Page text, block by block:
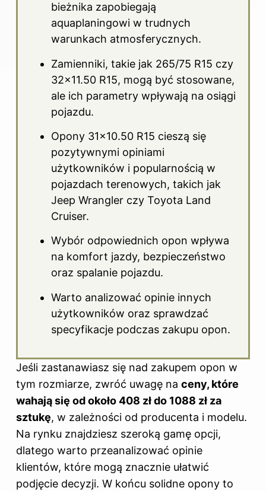
bieżnika zapobiegają
aquaplaningowi w trudnych
warunkach atmosferycznych.
Zamienniki, takie jak 265/75 R15 czy
32×11.50 R15, mogą być stosowane,
ale ich parametry wpływają na osiągi
pojazdu.
Opony 31×10.50 R15 cieszą się
pozytywnymi opiniami
użytkowników i popularnością w
pojazdach terenowych, takich jak
Jeep Wrangler czy Toyota Land
Cruiser.
Wybór odpowiednich opon wpływa
na komfort jazdy, bezpieczeństwo
oraz spalanie pojazdu.
Warto analizować opinie innych
użytkowników oraz sprawdzać
specyfikacje podczas zakupu opon.
Jeśli zastanawiasz się nad zakupem opon w
tym rozmiarze, zwróć uwagę na ceny, które
wahają się od około 408 zł do 1088 zł za
sztukę, w zależności od producenta i modelu.
Na rynku znajdziesz szeroką gamę opcji,
dlatego warto przeanalizować opinie
klientów, które mogą znacznie ułatwić
podjęcie decyzji. W końcu solidne opony to